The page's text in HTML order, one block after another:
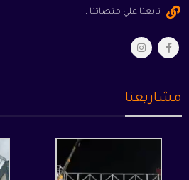
تابعتا علي منصاتنا :
مشاريعنا